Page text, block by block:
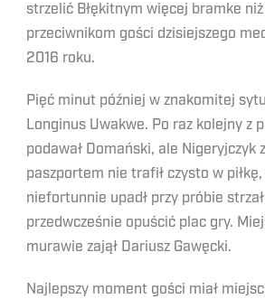
strzelić Błękitnym więcej bramke
przeciwnikom gości dzisiejszego
2016 roku.
Pięć minut później w znakomitej
Longinus Uwakwe. Po raz kolejny z
podawał Domański, ale Nigeryjczyk
paszportem nie trafił czysto w
niefortunnie upadł przy próbie
przedwcześnie opuścić plac gry.
murawie zajął Dariusz Gawęcki.
Najlepszy moment gości miał